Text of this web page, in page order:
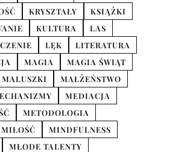
KRYSZTAŁY
KSIĄŻKI
KULTURA
LAS
LĘK
LITERATURA
MAGIA
MAGIA ŚWIĄT
MALUSZKI
MAŁŻEŃSTWO
MEDIACJA
METODOLOGIA
MIŁOŚĆ
MINDFULNESS
MŁODE TALENTY